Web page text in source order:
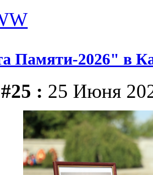
Памяти-2026" в
: 25 Июня